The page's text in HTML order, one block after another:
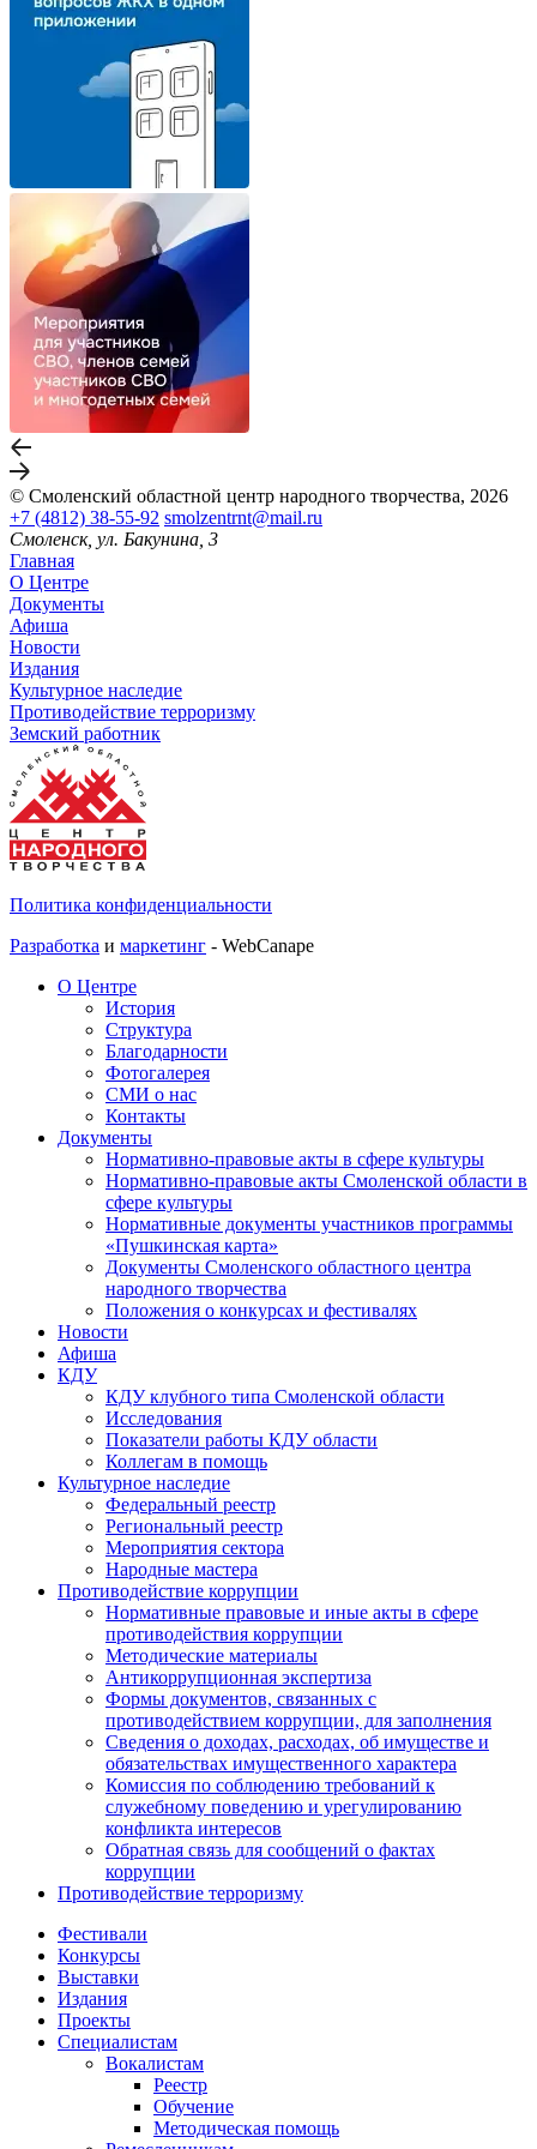
© Смоленский областной центр народного творчества, 2026
+7 (4812) 38-55-92 smolzentrnt@mail.ru
Смоленск, ул. Бакунина, 3
Главная
О Центре
Документы
Афиша
Новости
Издания
Культурное наследие
Противодействие терроризму
Земский работник
Политика конфиденциальности
Разработка и маркетинг - WebCanape
О Центре
История
Структура
Благодарности
Фотогалерея
СМИ о нас
Контакты
Документы
Нормативно-правовые акты в сфере культуры
Нормативно-правовые акты Смоленской области в
сфере культуры
Нормативные документы участников программы
«Пушкинская карта»
Документы Смоленского областного центра
народного творчества
Положения о конкурсах и фестивалях
Новости
Афиша
КДУ
КДУ клубного типа Смоленской области
Исследования
Показатели работы КДУ области
Коллегам в помощь
Культурное наследие
Федеральный реестр
Региональный реестр
Мероприятия сектора
Народные мастера
Противодействие коррупции
Нормативные правовые и иные акты в сфере
противодействия коррупции
Методические материалы
Антикоррупционная экспертиза
Формы документов, связанных с
противодействием коррупции, для заполнения
Сведения о доходах, расходах, об имуществе и
обязательствах имущественного характера
Комиссия по соблюдению требований к
служебному поведению и урегулированию
конфликта интересов
Обратная связь для сообщений о фактах
коррупции
Противодействие терроризму
Фестивали
Конкурсы
Выставки
Издания
Проекты
Специалистам
Вокалистам
Реестр
Обучение
Методическая помощь